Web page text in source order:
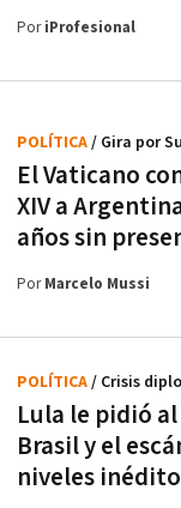
PoriProfesional
El Vaticano
XIV a
años sin
POLÍTICA/ Gira por
PorMarcelo Mussi
Lula le pidió
Brasil y el
niveles
POLÍTICA/ Crisis